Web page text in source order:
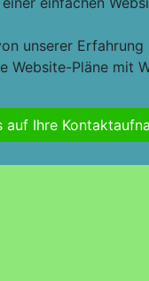
unserer
Website-Pläne mit
auf Ihre